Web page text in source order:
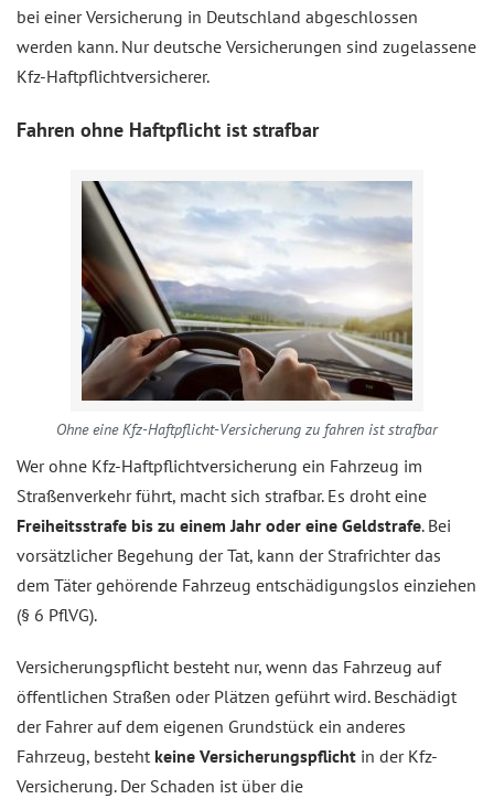
bei einer Versicherung in Deutschland abgeschlossen
werden kann. Nur deutsche Versicherungen sind zugelassene
Kfz-Haftpflichtversicherer.
Fahren ohne Haftpflicht ist strafbar
Ohne eine Kfz-Haftpflicht-Versicherung zu fahren ist strafbar
Wer ohne Kfz-Haftpflichtversicherung ein Fahrzeug im
Straßenverkehr führt, macht sich strafbar. Es droht eine
Freiheitsstrafe bis zu einem Jahr oder eine Geldstrafe. Bei
vorsätzlicher Begehung der Tat, kann der Strafrichter das
dem Täter gehörende Fahrzeug entschädigungslos einziehen
(§ 6 PflVG).
Versicherungspflicht besteht nur, wenn das Fahrzeug auf
öffentlichen Straßen oder Plätzen geführt wird. Beschädigt
der Fahrer auf dem eigenen Grundstück ein anderes
Fahrzeug, besteht keine Versicherungspflicht in der Kfz-
Versicherung. Der Schaden ist über die